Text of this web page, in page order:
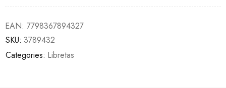
EAN: 7798367894327
SKU: 3789432
Categories: Libretas